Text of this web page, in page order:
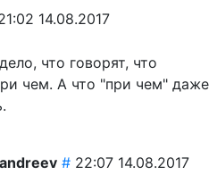
14.08.2017
что говорят, что
чем. А что "при чем" даже
# 22:07 14.08.2017